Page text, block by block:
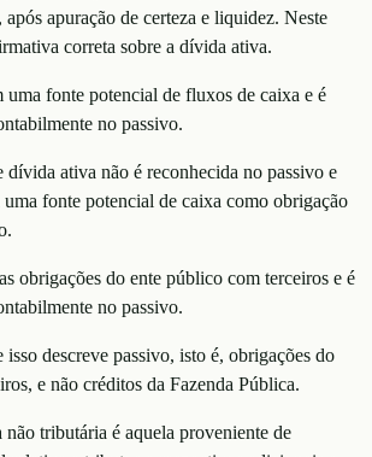
após apuração de certeza e liquidez. Neste
correta sobre a dívida ativa.
uma fonte potencial de fluxos de caixa e é
no passivo.
dívida ativa não é reconhecida no passivo e
uma fonte potencial de caixa como obrigação
obrigações do ente público com terceiros e é
no passivo.
isso descreve passivo, isto é, obrigações do
e não créditos da Fazenda Pública.
tributária é aquela proveniente de